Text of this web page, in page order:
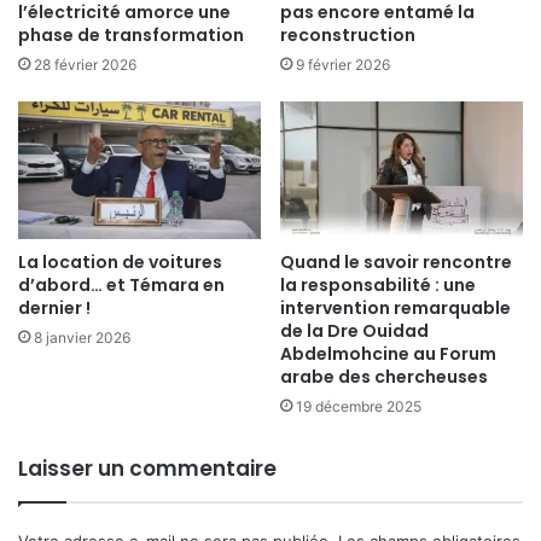
l’électricité amorce une
phase de transformation
28 février 2026
pas encore entamé la
reconstruction
9 février 2026
La location de voitures
d’abord… et Témara en
dernier !
8 janvier 2026
Quand le savoir rencontre
la responsabilité : une
intervention remarquable
de la Dre Ouidad
Abdelmohcine au Forum
arabe des chercheuses
19 décembre 2025
Laisser un commentaire